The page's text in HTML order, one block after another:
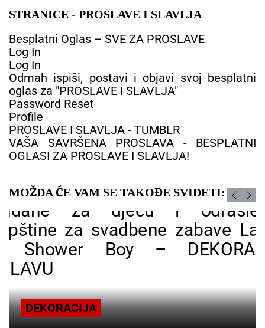
STRANICE - PROSLAVE I SLAVLJA
Besplatni Oglas – SVE ZA PROSLAVE
Log In
Log In
Odmah ispiši, postavi i objavi svoj besplatni
oglas za "PROSLAVE I SLAVLJA"
Password Reset
Profile
PROSLAVE I SLAVLJA - TUMBLR
VAŠA SAVRŠENA PROSLAVA - BESPLATNI
OGLASI ZA PROSLAVE I SLAVLJA!
MOŽDA ĆE VAM SE TAKOĐE SVIDETI:
DEKORACIJA